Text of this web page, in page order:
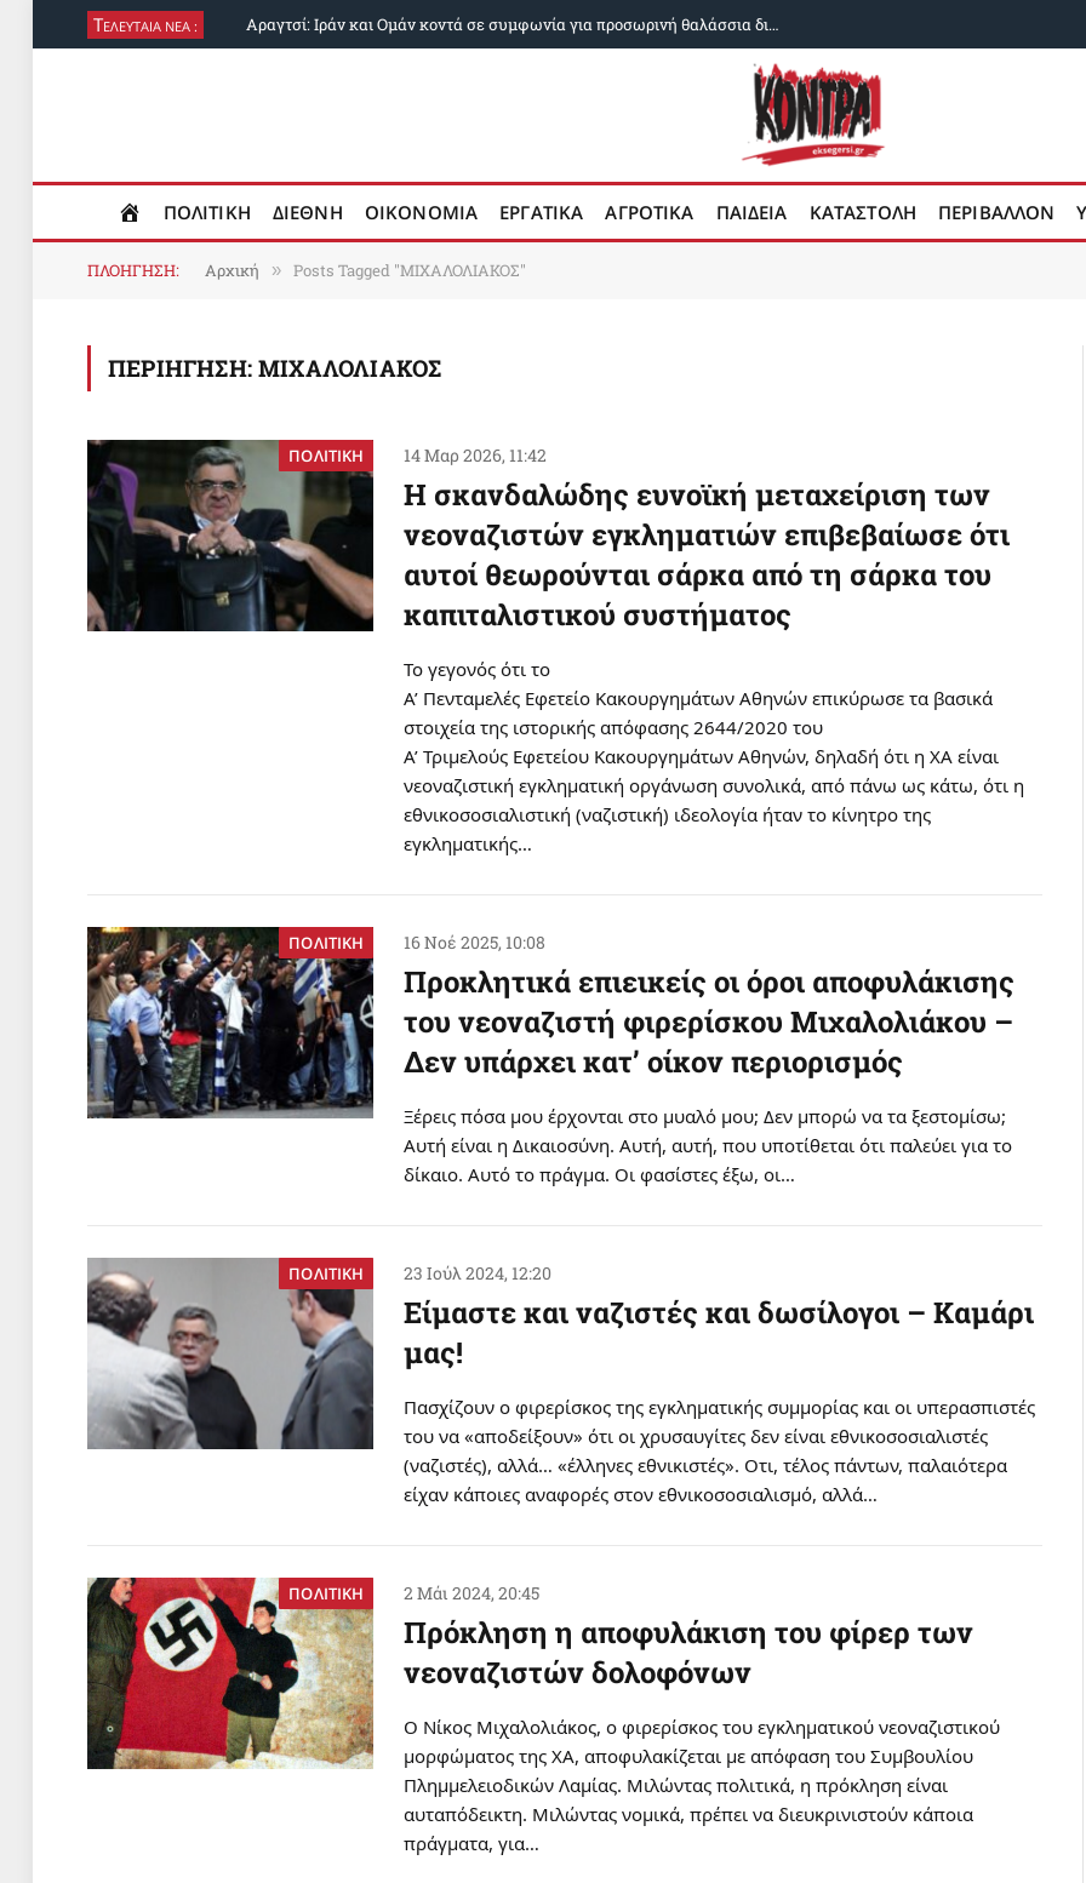
ΤΕΛΕΥΤΑΙΑ ΝΕΑ : Αραγτσί: Ιράν και Ομάν κοντά σε συμφωνία για προσωρινή θαλάσσια διαδρομή στο Στενό του Ορμούζ
ΠΟΛΙΤΙΚΗ ΔΙΕΘΝΗ ΟΙΚΟΝΟΜΙΑ ΕΡΓΑΤΙΚΑ ΑΓΡΟΤΙΚΑ ΠΑΙΔΕΙΑ ΚΑΤΑΣΤΟΛΗ ΠΕΡΙΒΑΛΛΟΝ
ΠΛΟΗΓΗΣΗ: Αρχική » Posts Tagged "ΜΙΧΑΛΟΛΙΑΚΟΣ"
ΠΕΡΙΗΓΗΣΗ:ΜΙΧΑΛΟΛΙΑΚΟΣ
ΠΟΛΙΤΙΚΗ 14 Μαρ 2026, 11:42
Η σκανδαλώδης ευνοϊκή μεταχείριση των
νεοναζιστών εγκληματιών επιβεβαίωσε ότι
αυτοί θεωρούνται σάρκα από τη σάρκα του
καπιταλιστικού συστήματος
Το γεγονός ότι το
Α’ Πενταμελές Εφετείο Κακουργημάτων Αθηνών επικύρωσε τα βασικά
στοιχεία της ιστορικής απόφασης 2644/2020 του
Α’ Τριμελούς Εφετείου Κακουργημάτων Αθηνών, δηλαδή ότι η ΧΑ είναι
νεοναζιστική εγκληματική οργάνωση συνολικά, από πάνω ως κάτω, ότι η
εθνικοσοσιαλιστική (ναζιστική) ιδεολογία ήταν το κίνητρο της
εγκληματικής…
ΠΟΛΙΤΙΚΗ 16 Νοέ 2025, 10:08
Προκλητικά επιεικείς οι όροι αποφυλάκισης
του νεοναζιστή φιρερίσκου Μιχαλολιάκου –
Δεν υπάρχει κατ’ οίκον περιορισμός
Ξέρεις πόσα μου έρχονται στο μυαλό μου; Δεν μπορώ να τα ξεστομίσω;
Αυτή είναι η Δικαιοσύνη. Αυτή, αυτή, που υποτίθεται ότι παλεύει για το
δίκαιο. Αυτό το πράγμα. Οι φασίστες έξω, οι…
ΠΟΛΙΤΙΚΗ 23 Ιούλ 2024, 12:20
Είμαστε και ναζιστές και δωσίλογοι – Καμάρι
μας!
Πασχίζουν ο φιρερίσκος της εγκληματικής συμμορίας και οι υπερασπιστές
του να «αποδείξουν» ότι οι χρυσαυγίτες δεν είναι εθνικοσοσιαλιστές
(ναζιστές), αλλά… «έλληνες εθνικιστές». Οτι, τέλος πάντων, παλαιότερα
είχαν κάποιες αναφορές στον εθνικοσοσιαλισμό, αλλά…
ΠΟΛΙΤΙΚΗ 2 Μάι 2024, 20:45
Πρόκληση η αποφυλάκιση του φίρερ των
νεοναζιστών δολοφόνων
Ο Νίκος Μιχαλολιάκος, ο φιρερίσκος του εγκληματικού νεοναζιστικού
μορφώματος της ΧΑ, αποφυλακίζεται με απόφαση του Συμβουλίου
Πλημμελειοδικών Λαμίας. Μιλώντας πολιτικά, η πρόκληση είναι
αυταπόδεικτη. Μιλώντας νομικά, πρέπει να διευκρινιστούν κάποια
πράγματα, για…